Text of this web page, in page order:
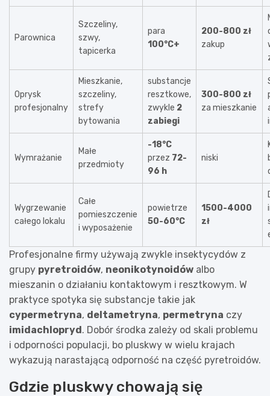
Parownica
Szczeliny,
szwy,
tapicerka
para
100°C+
200-800 zł
zakup
Oprysk
profesjonalny
Mieszkanie,
szczeliny,
strefy
bytowania
substancje
resztkowe,
zwykle 2
zabiegi
300-800 zł
za mieszkanie
Wymrażanie
Małe
przedmioty
-18°C
przez 72-
96 h
niski
Wygrzewanie
całego lokalu
Całe
pomieszczenie
i wyposażenie
powietrze
50-60°C
1500-4000
zł
Profesjonalne firmy używają zwykle insektycydów z
grupy pyretroidów, neonikotynoidów albo
mieszanin o działaniu kontaktowym i resztkowym. W
praktyce spotyka się substancje takie jak
cypermetryna, deltametryna, permetryna czy
imidachlopryd. Dobór środka zależy od skali problemu
i odporności populacji, bo pluskwy w wielu krajach
wykazują narastającą odporność na część pyretroidów.
Gdzie pluskwy chowają się